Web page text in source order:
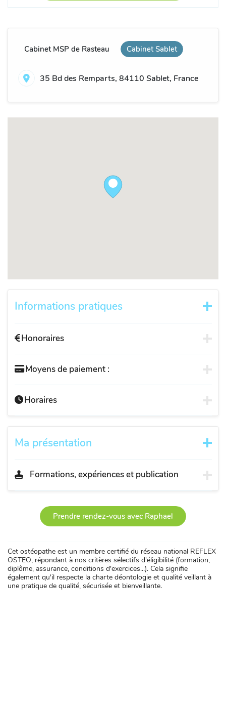
Cabinet MSP de Rasteau Cabinet Sablet
35 Bd des Remparts, 84110 Sablet, France
Informations pratiques
Honoraires
Moyens de paiement :
Horaires
Ma présentation
Formations, expériences et publication
Prendre rendez-vous avec Raphael
Cet ostéopathe est un membre certifié du réseau national REFLEX
OSTEO, répondant à nos critères sélectifs d'éligibilité (formation,
diplôme, assurance, conditions d'exercices...). Cela signifie
également qu'il respecte la charte déontologie et qualité veillant à
une pratique de qualité, sécurisée et bienveillante.